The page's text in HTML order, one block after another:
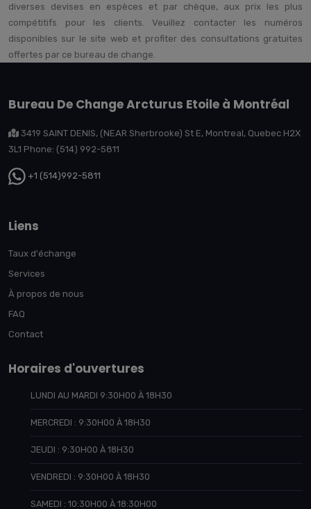
diverses devises en espèces et par chèque, aux prix les plus
compétitifs pour les clients. Veuillez contacter les numéros
disponibles sur le site web et profiter des consultations gratuites
offertes par ce bureau de change.
Bureau De Change Arcturus Etoile à Montréal
3419 SAINT DENIS, (NEAR Sherbrooke) St E, Montreal, Quebec H2X
3L1 Phone: (514) 992-5811
+1 (514)992-5811
Liens
Taux d'échange
Services
À propos de nous
FAQ
Contact
Horaires d'ouvertures
LUNDI AU MARDI 9:30H00 À 18H30
MERCREDI : 9:30H00 À 18H30
JEUDI : 9:30H00 À 18H30
VENDREDI : 9:30H00 À 18H30
SAMEDI : 10:30H00 À 18:30H00